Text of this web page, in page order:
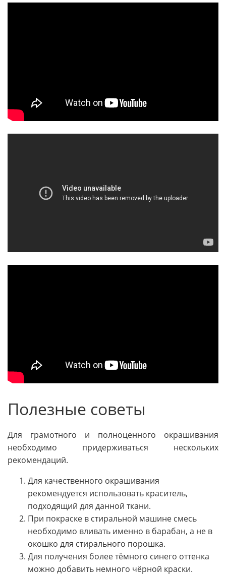
Полезные советы
Для грамотного и полноценного окрашивания
необходимо придерживаться нескольких
рекомендаций.
Для качественного окрашивания
рекомендуется использовать краситель,
подходящий для данной ткани.
При покраске в стиральной машине смесь
необходимо вливать именно в барабан, а не в
окошко для стирального порошка.
Для получения более тёмного синего оттенка
можно добавить немного чёрной краски.